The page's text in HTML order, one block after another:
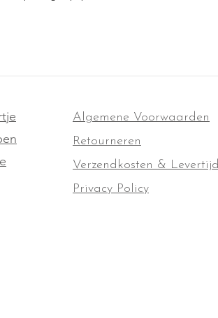
Algemene Voorwaarden
Retourneren
Verzendkosten & Levertijd
Privacy Policy